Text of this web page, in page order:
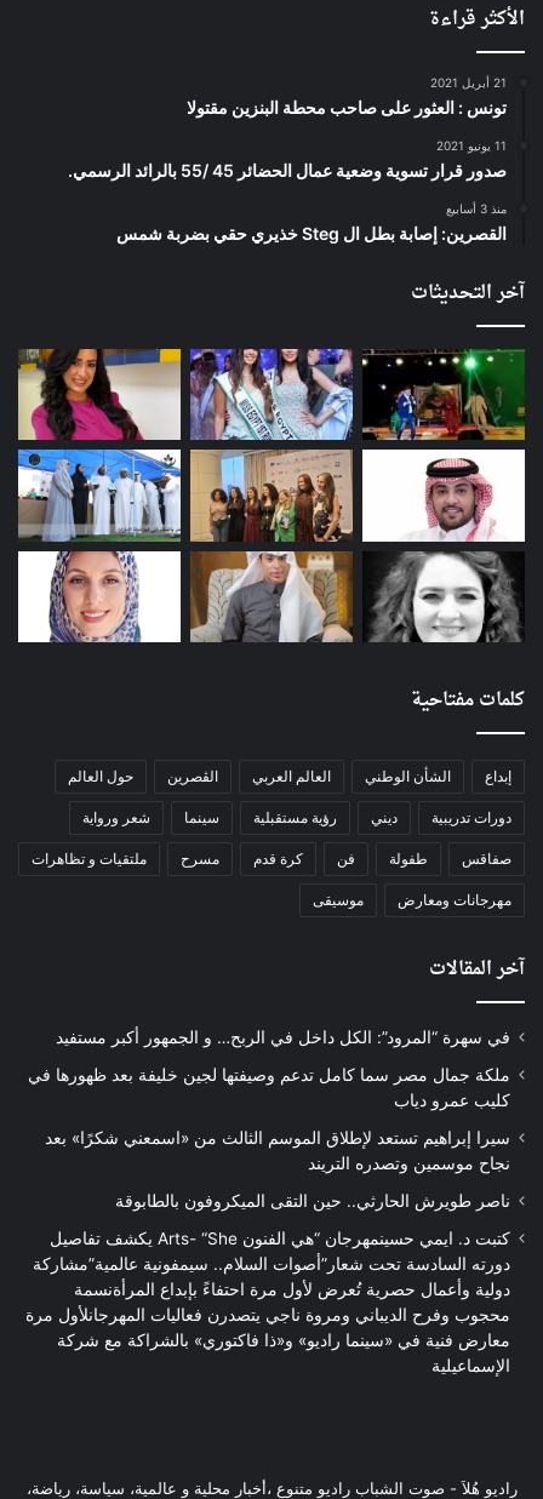
الأكثر قراءة
21 أبريل 2021
تونس : العثور على صاحب محطة البنزين مقتولا
11 يونيو 2021
صدور قرار تسوية وضعية عمال الحضائر 45 /55 بالرائد الرسمي.
منذ 3 أسابيع
القصرين: إصابة بطل ال Steg خذيري حقي بضربة شمس
آخر التحديثات
كلمات مفتاحية
إبداع الشأن الوطني العالم العربي الڨصرين حول العالم
دورات تدريبية ديني رؤية مستقبلية سينما شعر ورواية
صفاقس طفولة فن كرة قدم مسرح ملتقيات و تظاهرات
مهرجانات ومعارض موسيقى
آخر المقالات
في سهرة “المرود”: الكل داخل في الربح… و الجمهور أكبر مستفيد
ملكة جمال مصر سما كامل تدعم وصيفتها لجين خليفة بعد ظهورها في
كليب عمرو دياب
سيرا إبراهيم تستعد لإطلاق الموسم الثالث من «اسمعني شكرًا» بعد
نجاح موسمين وتصدره التريند
ناصر طويرش الحارثي.. حين التقى الميكروفون بالطابوقة
كتبت د. ايمي حسينمهرجان “هي الفنون Arts- “She يكشف تفاصيل
دورته السادسة تحت شعار”أصوات السلام.. سيمفونية عالمية”مشاركة
دولية وأعمال حصرية تُعرض لأول مرة احتفاءً بإبداع المرأةنسمة
محجوب وفرح الديباني ومروة ناجي يتصدرن فعاليات المهرجانلأول مرة
معارض فنية في «سينما راديو» و«ذا فاكتوري» بالشراكة مع شركة
الإسماعيلية
راديو هُلاَ‎ - صوت الشباب راديو متنوع ،أخبار محلية و عالمية، سياسة، رياضة،